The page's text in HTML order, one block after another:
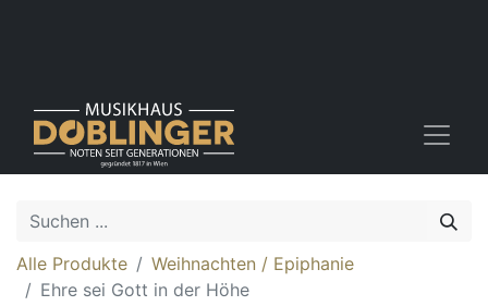
Alle Produkte
Weihnachten / Epiphanie
Ehre sei Gott in der Höhe